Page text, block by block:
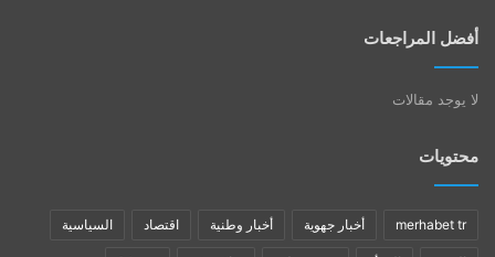
أفضل المراجعات
لا يوجد مقالات
محتويات
merhabet tr أخبار جهوية أخبار وطنية اقتصاد السياسية